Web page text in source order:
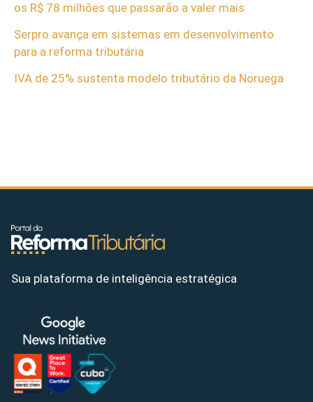
os R$ 78 milhões que passarão a valer mais
Serpro avança em sistemas em desenvolvimento
para a reforma tributária
IVA de 25% sustenta modelo tributário da Noruega
Sua plataforma de inteligência estratégica